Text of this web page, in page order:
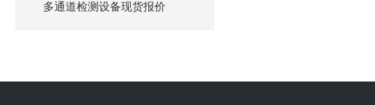
多通道检测设备现货报价